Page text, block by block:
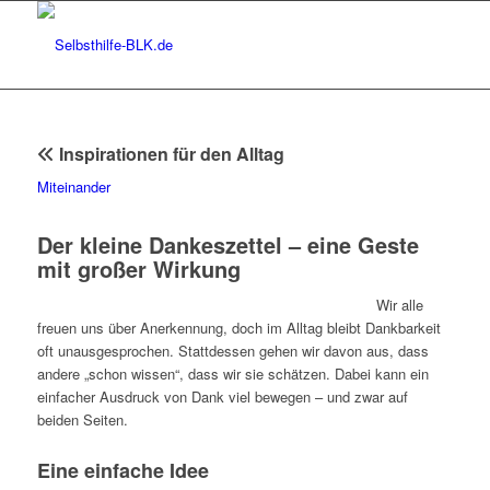
Inspirationen für den Alltag
Miteinander
Der kleine Dankeszettel – eine Geste
mit großer Wirkung
Wir alle
freuen uns über Anerkennung, doch im Alltag bleibt Dankbarkeit
oft unausgesprochen. Stattdessen gehen wir davon aus, dass
andere „schon wissen“, dass wir sie schätzen. Dabei kann ein
einfacher Ausdruck von Dank viel bewegen – und zwar auf
beiden Seiten.
Eine einfache Idee